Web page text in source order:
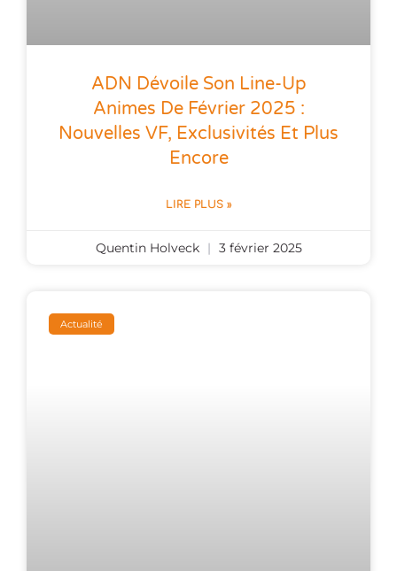
ADN Dévoile Son Line-Up
Animes De Février 2025 :
Nouvelles VF, Exclusivités Et Plus
Encore
LIRE PLUS »
Quentin Holveck 3 février 2025
Actualité